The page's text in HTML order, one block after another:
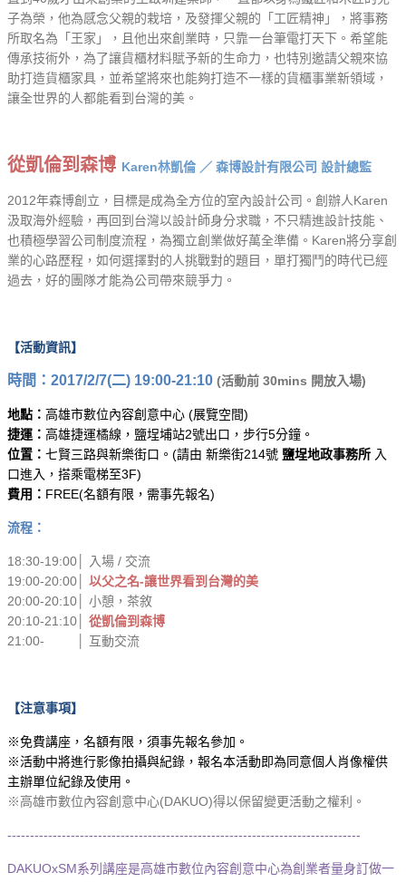
子為榮，他為感念父親的栽培，及發揮父親的「工匠精神」，將事務
所取名為「王家」，且他出來創業時，只靠一台筆電打天下。希望能
傳承技術外，為了讓貨櫃材料賦予新的生命力，也特別邀請父親來協
助打造貨櫃家具，並希望將來也能夠打造不一樣的貨櫃事業新領域，
讓全世界的人都能看到台灣的美。
從凱倫到森博 Karen林凱倫 ／ 森博設計有限公司 設計總監​
2012年森博創立，目標是成為全方位的室內設計公司。創辦人Karen
汲取海外經驗，再回到台灣以設計師身分求職，不只精進設計技能、
也積極學習公司制度流程，為獨立創業做好萬全準備。Karen將分享創
業的心路歷程，如何選擇對的人挑戰對的題目，單打獨鬥的時代已經
過去，好的團隊才能為公司帶來競爭力。
【活動資訊】
時間：2017/2/7(二) 19:00-21:10 (活動前 30mins 開放入場)
地點： 高雄市數位內容創意中心 (展覽空間)
捷運： 高雄捷運橘線，鹽埕埔站2號出口，步行5分鐘。
位置： 七賢三路與新樂街口。(請由 新樂街214號 鹽埕地政事務所 入
口進入，搭乘電梯至3F)
費用： FREE(名額有限，需事先報名)
流程：
18:30-​19:​00│ 入場 / 交流
​​19:​00-​20:00│
​​​​​以父之名-讓世界看到台灣的美
20:00-20:10│ 小憩，茶敘
​​20:10-​21:10│ 從凱倫到森博
​​21:00- │ 互動交流​
【注意事項】
※免費講座，名額有限，須事先報名參加。
※活動中將進行影像拍攝與紀錄，報名本活動即為同意個人肖像權供
主辦單位紀錄及使用。
※高雄市數位內容創意中心(DAKUO)得以保留變更活動之權利。
------------------------------------------------------------------------------
DAKUOxSM系列講座是高雄市數位內容創意中心為創業者量身訂做一